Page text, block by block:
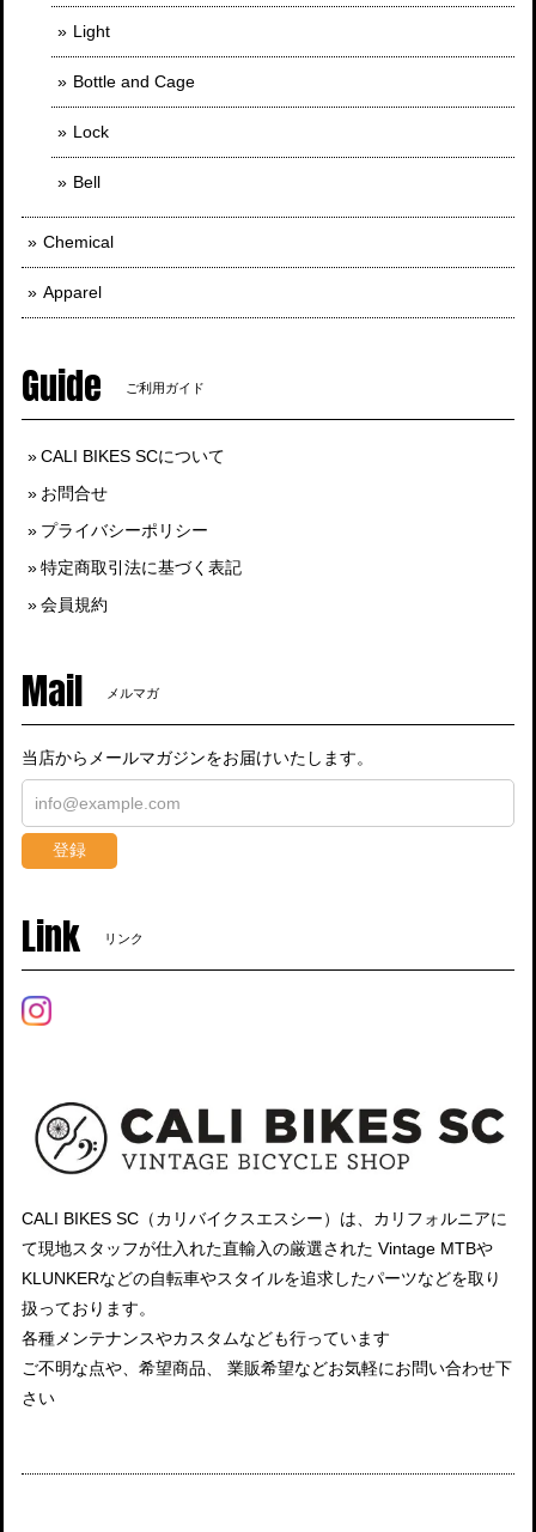
Light
Bottle and Cage
Lock
Bell
Chemical
Apparel
Guide ご利用ガイド
CALI BIKES SCについて
お問合せ
プライバシーポリシー
特定商取引法に基づく表記
会員規約
Mail メルマガ
当店からメールマガジンをお届けいたします。
登録
Link リンク
CALI BIKES SC（カリバイクスエスシー）は、カリフォルニアに
て現地スタッフが仕入れた直輸入の厳選された Vintage MTBや
KLUNKERなどの自転車やスタイルを追求したパーツなどを取り
扱っております。
各種メンテナンスやカスタムなども行っています
ご不明な点や、希望商品、 業販希望などお気軽にお問い合わせ下
さい